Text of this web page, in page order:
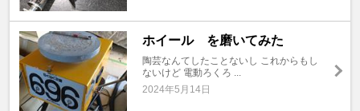
ホイール を磨いてみた
陶芸なんてしたことないし これからもし
ないけど 電動ろくろ ...
2024年5月14日